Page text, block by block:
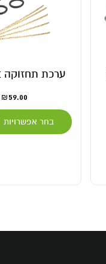
ערכת תחזוקה DynaKit
₪59.00
בחר אפשרויות